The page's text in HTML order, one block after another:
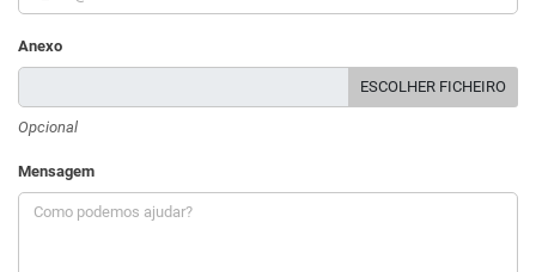
Anexo
ESCOLHER FICHEIRO
Opcional
Mensagem